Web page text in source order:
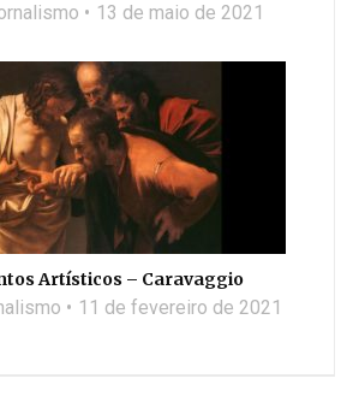
13 de maio de 2021
Artísticos – Caravaggio
11 de fevereiro de 2021